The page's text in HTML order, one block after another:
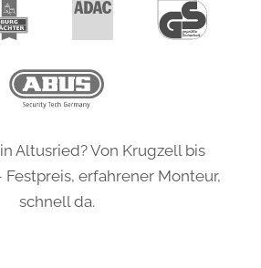
Altusried? Von Krugzell bis
erfahrener Monteur,
schnell da.